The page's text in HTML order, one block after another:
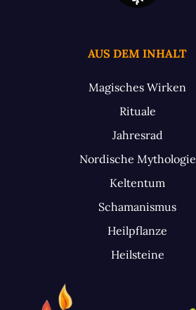
AUS DEM INHALT
Magisches Wirken
Rituale
Jahresrad
Nordische Mythologie
Keltentum
Schamanismus
Heilpflanze
Heilsteine